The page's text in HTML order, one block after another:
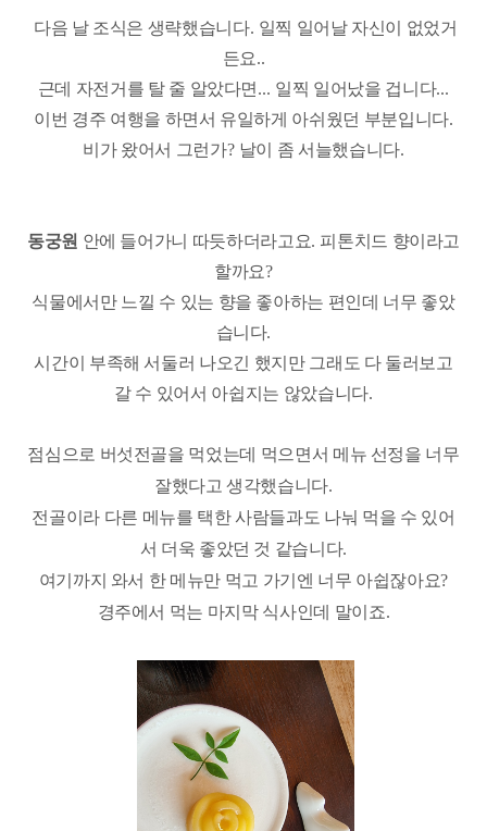
다음 날 조식은 생략했습니다. 일찍 일어날 자신이 없었거
든요..
근데 자전거를 탈 줄 알았다면 ... 일찍 일어났을 겁니다...
이번 경주 여행을 하면서 유일하게 아쉬웠던 부분입니다.
비가 왔어서 그런가? 날이 좀 서늘했습니다.
동궁원 안에 들어가니 따듯하더라고요. 피톤치드 향이라고
할까요?
식물에서만 느낄 수 있는 향을 좋아하는 편인데 너무 좋았
습니다.
시간이 부족해 서둘러 나오긴 했지만 그래도 다 둘러보고
갈 수 있어서 아쉽지는 않았습니다.
점심으로 버섯전골을 먹었는데 먹으면서 메뉴 선정을 너무
잘했다고 생각했습니다.
전골이라 다른 메뉴를 택한 사람들과도 나눠 먹을 수 있어
서 더욱 좋았던 것 같습니다.
여기까지 와서 한 메뉴만 먹고 가기엔 너무 아쉽잖아요?
경주에서 먹는 마지막 식사인데 말이죠.